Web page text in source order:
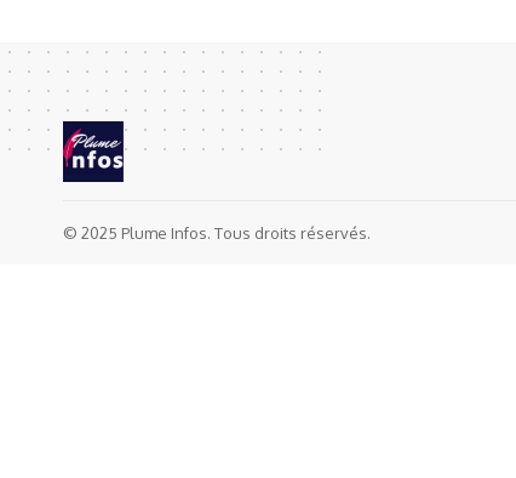
© 2025 Plume Infos. Tous droits réservés.